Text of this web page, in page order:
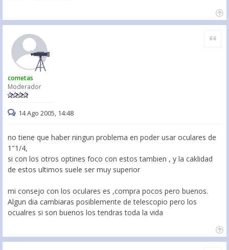
cometas
Moderador
Citar
14 Ago 2005, 14:48
no tiene que haber ningun problema en poder usar oculares de
1"1/4,
si con los otros optines foco con estos tambien , y la caklidad
de estos ultimos suele ser muy superior
mi consejo con los oculares es ,compra pocos pero buenos.
Algun dia cambiaras posiblemente de telescopio pero los
ocualres si son buenos los tendras toda la vida